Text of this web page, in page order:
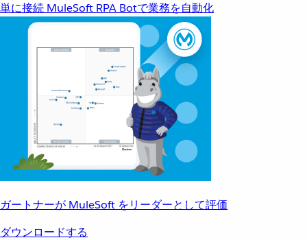
単に接続 MuleSoft RPA Botで業務を自動化
ガートナーが MuleSoft をリーダーとして評価
ダウンロードする